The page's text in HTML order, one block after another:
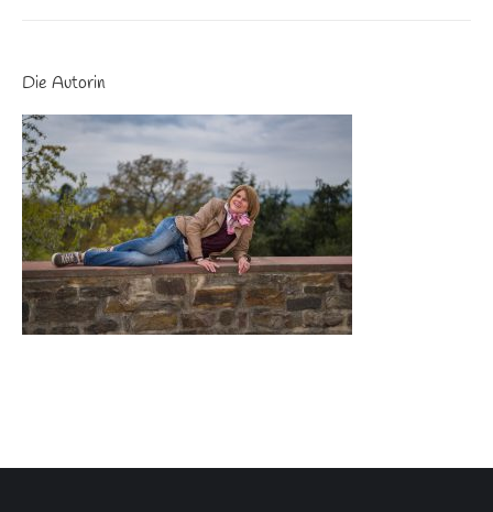
Die Autorin